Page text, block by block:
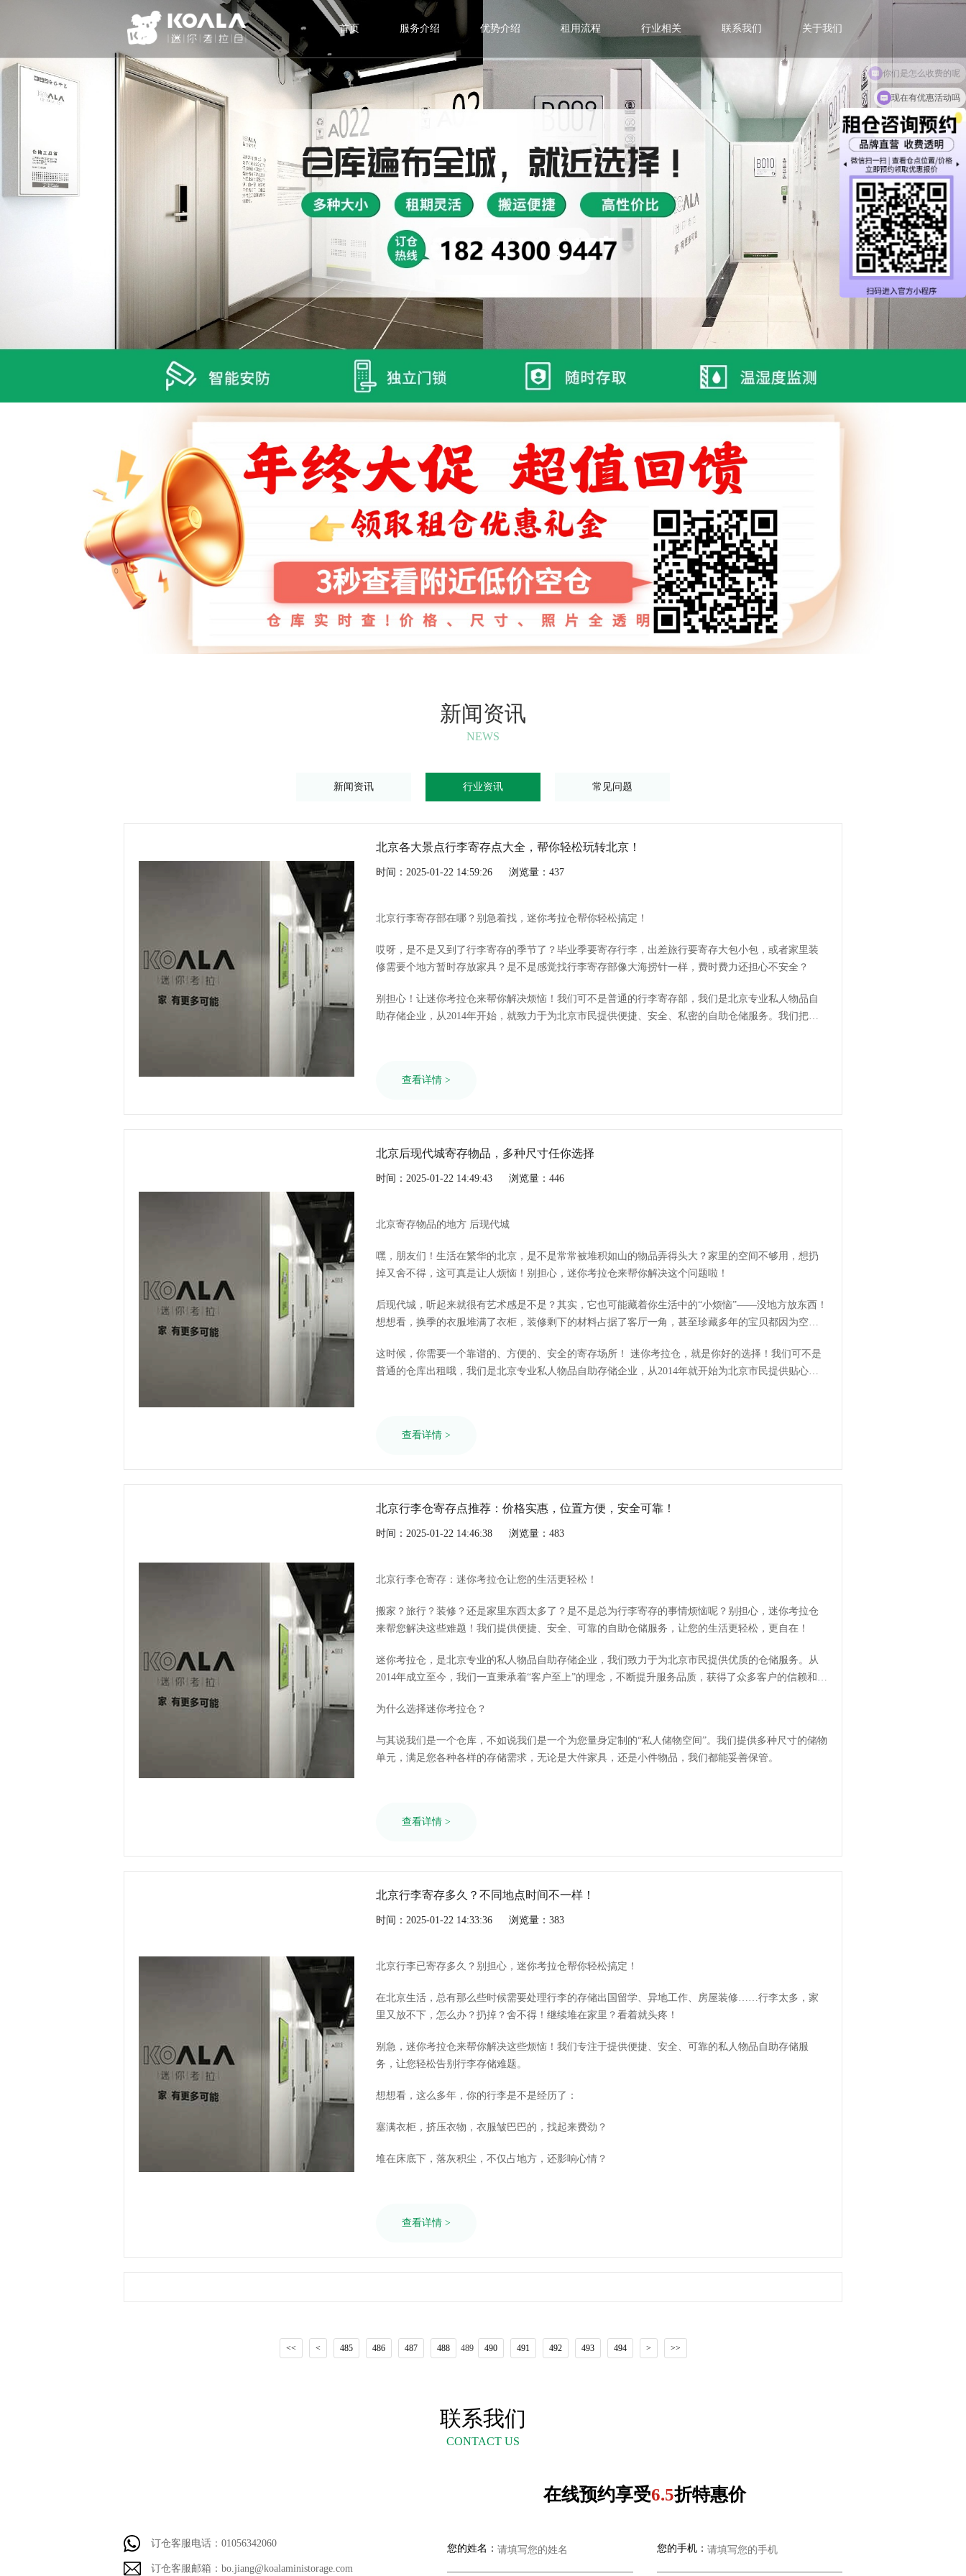
首页 服务介绍 优势介绍 租用流程 行业相关 联系我们 关于我们
新闻资讯
NEWS
新闻资讯 行业资讯 常见问题
北京各大景点行李寄存点大全，帮你轻松玩转北京！
时间：2025-01-22 14:59:26 浏览量：437
北京行李寄存部在哪？别急着找，迷你考拉仓帮你轻松搞定！
哎呀，是不是又到了行李寄存的季节了？毕业季要寄存行李，出差旅行要寄存大包小包，或者家里装
修需要个地方暂时存放家具？是不是感觉找行李寄存部像大海捞针一样，费时费力还担心不安全？
别担心！让迷你考拉仓来帮你解决烦恼！我们可不是普通的行李寄存部，我们是北京专业私人物品自
助存储企业，从2014年开始，就致力于为北京市民提供便捷、安全、私密的自助仓储服务。我们把全
查看详情 >
北京后现代城寄存物品，多种尺寸任你选择
时间：2025-01-22 14:49:43 浏览量：446
北京寄存物品的地方 后现代城
嘿，朋友们！生活在繁华的北京，是不是常常被堆积如山的物品弄得头大？家里的空间不够用，想扔
掉又舍不得，这可真是让人烦恼！别担心，迷你考拉仓来帮你解决这个问题啦！
后现代城，听起来就很有艺术感是不是？其实，它也可能藏着你生活中的“小烦恼”——没地方放东西！
想想看，换季的衣服堆满了衣柜，装修剩下的材料占据了客厅一角，甚至珍藏多年的宝贝都因为空间
这时候，你需要一个靠谱的、方便的、安全的寄存场所！ 迷你考拉仓，就是你好的选择！我们可不是
普通的仓库出租哦，我们是北京专业私人物品自助存储企业，从2014年就开始为北京市民提供贴心的
查看详情 >
北京行李仓寄存点推荐：价格实惠，位置方便，安全可靠！
时间：2025-01-22 14:46:38 浏览量：483
北京行李仓寄存：迷你考拉仓让您的生活更轻松！
搬家？旅行？装修？还是家里东西太多了？是不是总为行李寄存的事情烦恼呢？别担心，迷你考拉仓
来帮您解决这些难题！我们提供便捷、安全、可靠的自助仓储服务，让您的生活更轻松，更自在！
迷你考拉仓，是北京专业的私人物品自助存储企业，我们致力于为北京市民提供优质的仓储服务。从
2014年成立至今，我们一直秉承着“客户至上”的理念，不断提升服务品质，获得了众多客户的信赖和认
为什么选择迷你考拉仓？
与其说我们是一个仓库，不如说我们是一个为您量身定制的“私人储物空间”。我们提供多种尺寸的储物
单元，满足您各种各样的存储需求，无论是大件家具，还是小件物品，我们都能妥善保管。
查看详情 >
北京行李寄存多久？不同地点时间不一样！
时间：2025-01-22 14:33:36 浏览量：383
北京行李已寄存多久？别担心，迷你考拉仓帮你轻松搞定！
在北京生活，总有那么些时候需要处理行李的存储出国留学、异地工作、房屋装修……行李太多，家
里又放不下，怎么办？扔掉？舍不得！继续堆在家里？看着就头疼！
别急，迷你考拉仓来帮你解决这些烦恼！我们专注于提供便捷、安全、可靠的私人物品自助存储服
务，让您轻松告别行李存储难题。
想想看，这么多年，你的行李是不是经历了：
塞满衣柜，挤压衣物，衣服皱巴巴的，找起来费劲？
堆在床底下，落灰积尘，不仅占地方，还影响心情？
查看详情 >
<< < 485 486 487 488 489 490 491 492 493 494 > >>
联系我们
CONTACT US
订仓客服电话：01056342060
订仓客服邮箱：bo.jiang@koalaministorage.com
在线预约享受6.5折特惠价
您的姓名： 您的手机：
现在有优惠活动吗